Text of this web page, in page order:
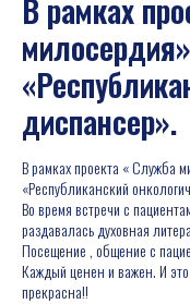
В рамках
диспансер».
В рамках проекта « Служба
«Республиканский
Во время встречи с
раздавалась духовная
Посещение , общение с
Каждый ценен и важен. И
прекрасна!!